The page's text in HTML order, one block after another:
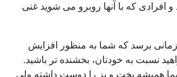
افرادی که با آنها روبرو می شوید غنی
برسد که شما به منظور افزایش
نسبت به خودتان، بخشنده تر باشید.
همیشه پخت و پز را دوست داشته ولی